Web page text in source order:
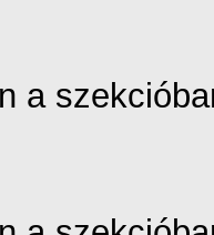
a